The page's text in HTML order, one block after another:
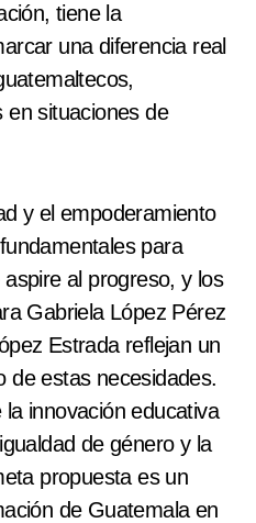
tiene la
una diferencia real
en situaciones de
y el empoderamiento
para
al progreso, y los
Gabriela López Pérez
Estrada reflejan un
de estas necesidades.
innovación educativa
de género y la
propuesta es un
de Guatemala en